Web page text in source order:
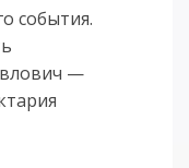
события.
—